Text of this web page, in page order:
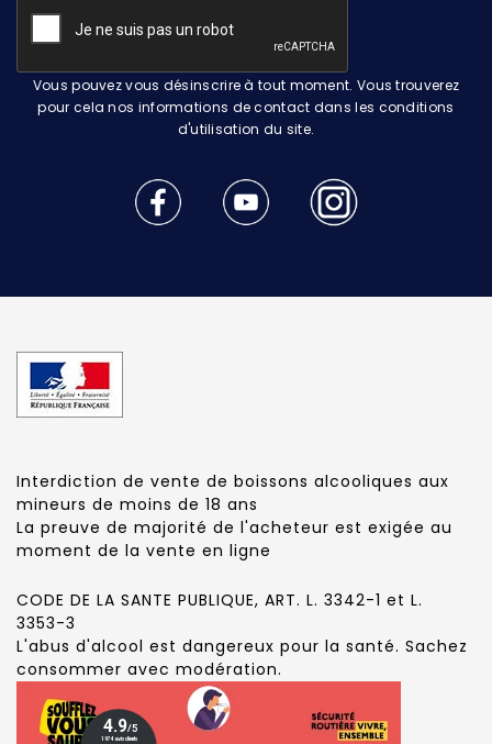
Vous pouvez vous désinscrire à tout moment. Vous trouverez
pour cela nos informations de contact dans les conditions
d'utilisation du site.
Interdiction de vente de boissons alcooliques aux
mineurs de moins de 18 ans
La preuve de majorité de l'acheteur est exigée au
moment de la vente en ligne
CODE DE LA SANTE PUBLIQUE, ART. L. 3342-1 et L.
3353-3
L'abus d'alcool est dangereux pour la santé. Sachez
consommer avec modération.